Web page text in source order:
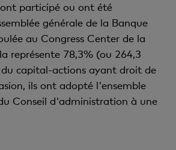
participé ou ont été
générale de la Banque
au Congress Center de la
représente 78,3% (ou 264,3
capital-actions ayant droit de
ils ont adopté l'ensemble
Conseil d'administration à une